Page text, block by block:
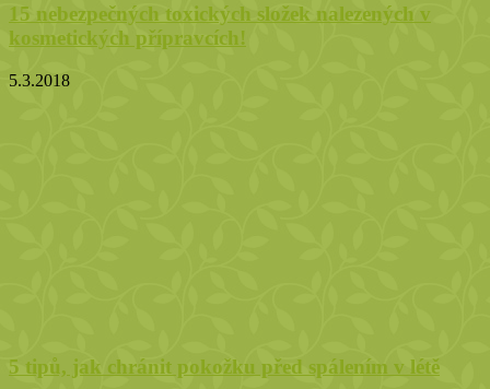
15 nebezpečných toxických složek nalezených v
kosmetických přípravcích!
5.3.2018
5 tipů, jak chránit pokožku před spálením v létě